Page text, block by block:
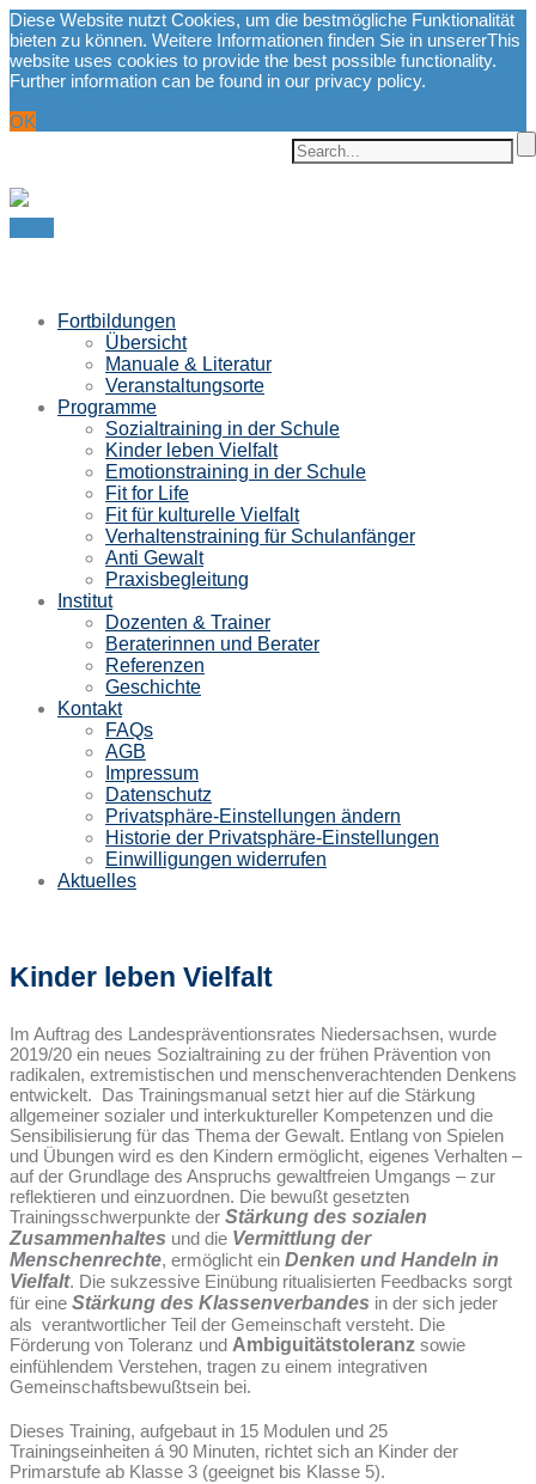
Diese Website nutzt Cookies, um die bestmögliche Funktionalität
bieten zu können. Weitere Informationen finden Sie in unsererThis
website uses cookies to provide the best possible functionality.
Further information can be found in our privacy policy.
OK
Fortbildungen
Übersicht
Manuale & Literatur
Veranstaltungsorte
Programme
Sozialtraining in der Schule
Kinder leben Vielfalt
Emotionstraining in der Schule
Fit for Life
Fit für kulturelle Vielfalt
Verhaltenstraining für Schulanfänger
Anti Gewalt
Praxisbegleitung
Institut
Dozenten & Trainer
Beraterinnen und Berater
Referenzen
Geschichte
Kontakt
FAQs
AGB
Impressum
Datenschutz
Privatsphäre-Einstellungen ändern
Historie der Privatsphäre-Einstellungen
Einwilligungen widerrufen
Aktuelles
Kinder leben Vielfalt
Im Auftrag des Landespräventionsrates Niedersachsen, wurde
2019/20 ein neues Sozialtraining zu der frühen Prävention von
radikalen, extremistischen und menschenverachtenden Denkens
entwickelt. Das Trainingsmanual setzt hier auf die Stärkung
allgemeiner sozialer und interkuktureller Kompetenzen und die
Sensibilisierung für das Thema der Gewalt. Entlang von Spielen
und Übungen wird es den Kindern ermöglicht, eigenes Verhalten –
auf der Grundlage des Anspruchs gewaltfreien Umgangs – zur
reflektieren und einzuordnen. Die bewußt gesetzten
Trainingsschwerpunkte der Stärkung des sozialen
Zusammenhaltes und die Vermittlung der
Menschenrechte, ermöglicht ein Denken und Handeln in
Vielfalt. Die sukzessive Einübung ritualisierten Feedbacks sorgt
für eine Stärkung des Klassenverbandes in der sich jeder
als verantwortlicher Teil der Gemeinschaft versteht. Die
Förderung von Toleranz und Ambiguitätstoleranz sowie
einfühlendem Verstehen, tragen zu einem integrativen
Gemeinschaftsbewußtsein bei.
Dieses Training, aufgebaut in 15 Modulen und 25
Trainingseinheiten á 90 Minuten, richtet sich an Kinder der
Primarstufe ab Klasse 3 (geeignet bis Klasse 5).